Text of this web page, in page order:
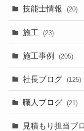
技能士情報 (20)
施工 (23)
施工事例 (205)
社長ブログ (125)
職人ブログ (21)
見積もり担当ブ